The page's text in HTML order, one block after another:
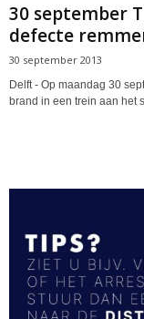
30 september
defecte
30 september 2013
Delft - Op maandag 30
brand in een trein aan het